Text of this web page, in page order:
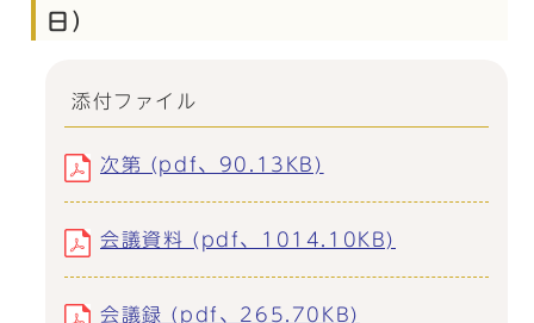
日）
添付ファイル
次第 (pdf、90.13KB)
会議資料 (pdf、1014.10KB)
会議録 (pdf、265.70KB)